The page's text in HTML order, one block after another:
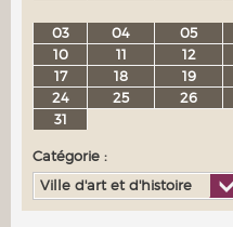
03
04 05
10
11 12
17
18 19
24
25 26
31
Catégorie :
Ville d'art et d'histoire